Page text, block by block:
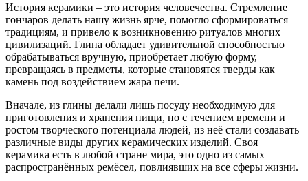
История керамики – это история человечества. Стремление
гончаров делать нашу жизнь ярче, помогло сформироваться
традициям, и привело к возникновению ритуалов многих
цивилизаций. Глина обладает удивительной способностью
обрабатываться вручную, приобретает любую форму,
превращаясь в предметы, которые становятся тверды как
камень под воздействием жара печи.
Вначале, из глины делали лишь посуду необходимую для
приготовления и хранения пищи, но с течением времени и
ростом творческого потенциала людей, из неё стали создавать
различные виды других керамических изделий. Своя
керамика есть в любой стране мира, это одно из самых
распространённых ремёсел, повлиявших на все сферы жизни.